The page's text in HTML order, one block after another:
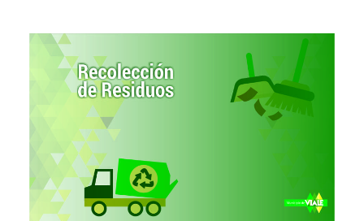
GOBIERNO
TRÁMITES Y SERVICIOS
PARQUE INDUSTRIAL
RECAUDACIONES